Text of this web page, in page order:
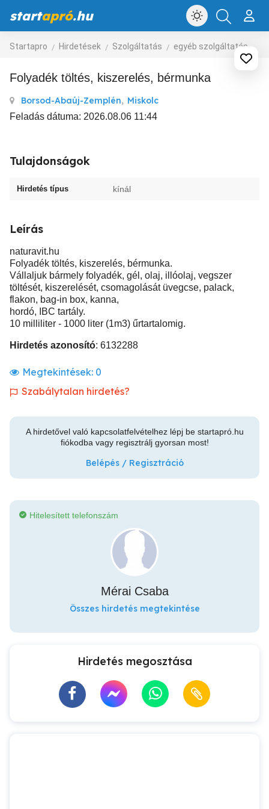
startapró.hu
Startapro Hirdetések Szolgáltatás egyéb szolgáltatás
Folyadék töltés, kiszerelés, bérmunka
Borsod-Abaúj-Zemplén, Miskolc
Feladás dátuma: 2026.08.06 11:44
Tulajdonságok
Hirdetés típus kínál
Leírás
naturavit.hu
Folyadék töltés, kiszerelés, bérmunka.
Vállaljuk bármely folyadék, gél, olaj, illóolaj, vegszer
töltését, kiszerelését, csomagolását üvegcse, palack,
flakon, bag-in box, kanna,
hordó, IBC tartály.
10 milliliter - 1000 liter (1m3) űrtartalomig.
Hirdetés azonosító: 6132288
Megtekintések: 0
Szabálytalan hirdetés?
A hirdetővel való kapcsolatfelvételhez lépj be startapró.hu
fiókodba vagy regisztrálj gyorsan most!
Belépés / Regisztráció
Hitelesített telefonszám
Mérai Csaba
Összes hirdetés megtekintése
Hirdetés megosztása